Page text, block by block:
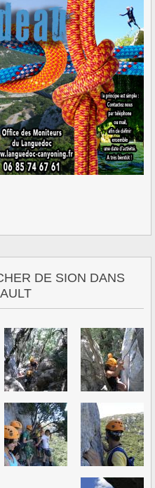
DE SION DANS